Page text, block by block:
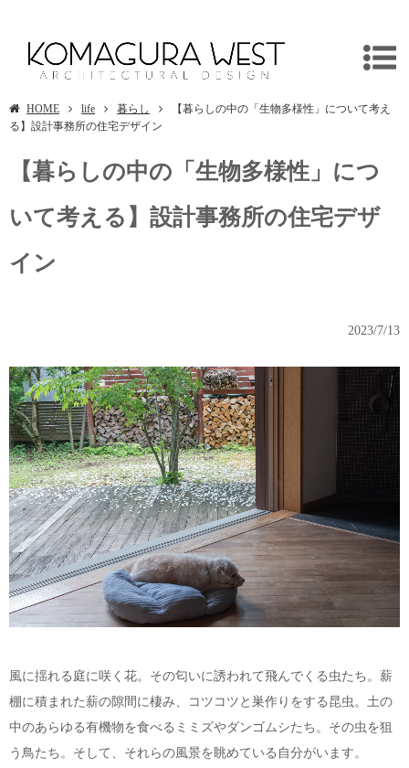
HOME life 暮らし
【暮らしの中の「生物多様性」について考え
る】設計事務所の住宅デザイン
【暮らしの中の「生物多様性」につ
いて考える】設計事務所の住宅デザ
イン
2023/7/13
風に揺れる庭に咲く花。その匂いに誘われて飛んでくる虫たち。薪
棚に積まれた薪の隙間に棲み、コツコツと巣作りをする昆虫。土の
中のあらゆる有機物を食べるミミズやダンゴムシたち。その虫を狙
う鳥たち。そして、それらの風景を眺めている自分がいます。